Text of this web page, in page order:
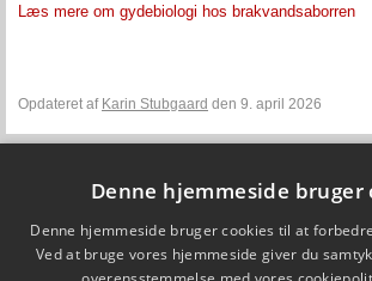
Læs mere om gydebiologi hos brakvandsaborren
Opdateret af Karin Stubgaard den 9. april 2026
DTU Aqua - Institut for Akvatiske Ressourcer
Vejlsøvej 39
8600 Silkeborg
Denne hjemmeside bruger
Denne hjemmeside bruger cookies til at
Ved at bruge vores hjemmeside giver du